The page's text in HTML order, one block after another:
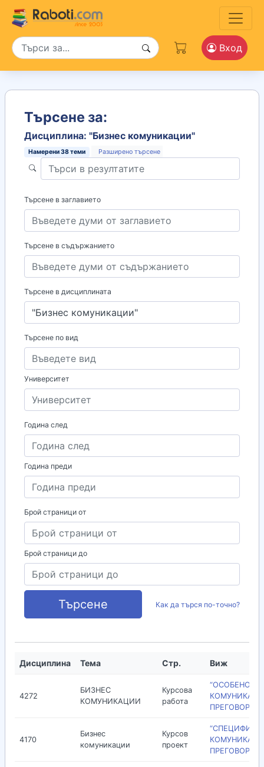
Вход
Търсене за:
Дисциплина: "Бизнес комуникации"
Намерени38теми Разширено търсене
Търсене в заглавието
Търсене в съдържанието
Търсене в дисциплината
Търсене по вид
Университет
Година след
Година преди
Брой страници от
Брой страници до
Търсене Как да търся по-точно?
Дисциплина Тема Стр. Виж
4272
БИЗНЕС
КОМУНИКАЦИИ
Курсова
работа
ПРЕГОВОРИ
4170
Бизнес
комуникации
Курсов
проект
“СПЕЦИФИКИ
ПРЕГОВОРИ